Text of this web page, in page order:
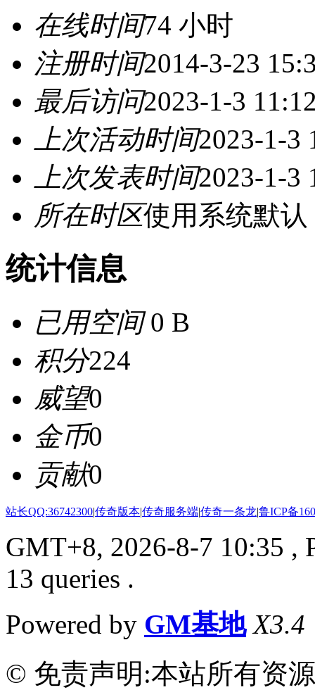
在线时间74 小时
注册时间2014-3-23
最后访问2023-1-3
上次活动时间2023-1-3
上次发表时间2023-1-3
所在时区使用系统默认
统计信息
已用空间0 B
积分224
威望0
金币0
贡献0
站长QQ:36742300|传奇版本|传奇服务端|传奇一条龙|鲁ICP备
GMT+8, 2026-8-7 10:35 ,
13 queries .
Powered by GM基地 X3.4
© 免责声明:本站所有资